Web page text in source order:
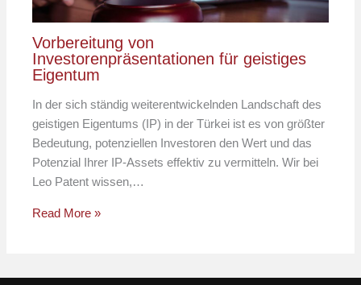
Vorbereitung von
Investorenpräsentationen für geistiges
Eigentum
In der sich ständig weiterentwickelnden Landschaft des
geistigen Eigentums (IP) in der Türkei ist es von größter
Bedeutung, potenziellen Investoren den Wert und das
Potenzial Ihrer IP-Assets effektiv zu vermitteln. Wir bei
Leo Patent wissen,…
Read More »